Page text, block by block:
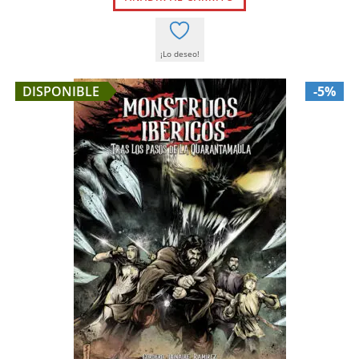
25,90 €. 24,61 €.
¡Lo deseo!
DISPONIBLE -5%